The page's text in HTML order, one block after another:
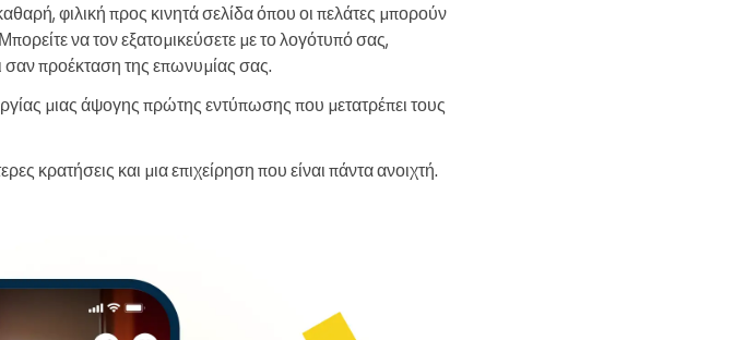
φιλική προς κινητά σελίδα όπου οι πελάτες μπορούν
Μπορείτε να τον εξατομικεύσετε με το λογότυπό σας,
προέκταση της επωνυμίας σας.
μιας άψογης πρώτης εντύπωσης που μετατρέπει τους
κρατήσεις και μια επιχείρηση που είναι πάντα ανοιχτή.